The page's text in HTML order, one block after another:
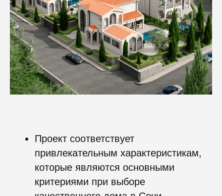
Проект соответствует
привлекательным характеристикам,
которые являются основными
критериями при выборе